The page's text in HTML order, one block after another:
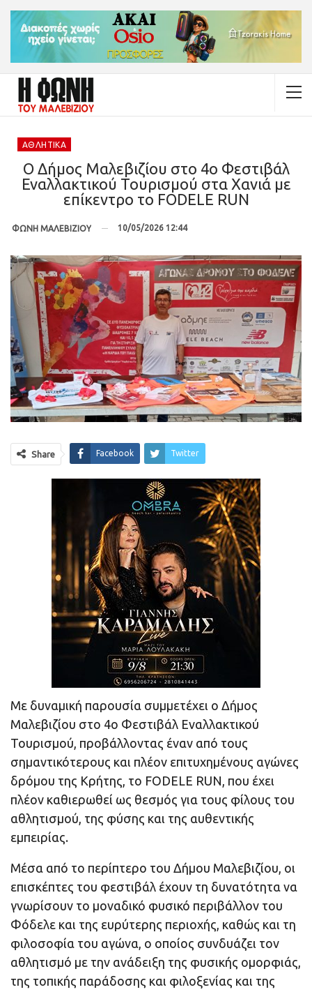
ΑΘΛΗΤΙΚΆ
Ο Δήμος Μαλεβιζίου στο 4ο Φεστιβάλ
Εναλλακτικού Τουρισμού στα Χανιά με
επίκεντρο το FODELE RUN
ΦΩΝΗ ΜΑΛΕΒΙΖΙΟΥ 10/05/2026 12:44
Share Facebook Twitter
Με δυναμική παρουσία συμμετέχει ο Δήμος
Μαλεβιζίου στο 4ο Φεστιβάλ Εναλλακτικού
Τουρισμού, προβάλλοντας έναν από τους
σημαντικότερους και πλέον επιτυχημένους αγώνες
δρόμου της Κρήτης, το FODELE RUN, που έχει
πλέον καθιερωθεί ως θεσμός για τους φίλους του
αθλητισμού, της φύσης και της αυθεντικής
εμπειρίας.
Μέσα από το περίπτερο του Δήμου Μαλεβιζίου, οι
επισκέπτες του φεστιβάλ έχουν τη δυνατότητα να
γνωρίσουν το μοναδικό φυσικό περιβάλλον του
Φόδελε και της ευρύτερης περιοχής, καθώς και τη
φιλοσοφία του αγώνα, ο οποίος συνδυάζει τον
αθλητισμό με την ανάδειξη της φυσικής ομορφιάς,
της τοπικής παράδοσης και φιλοξενίας και της